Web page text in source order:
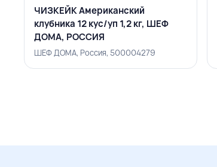
ЧИЗКЕЙК Американский
клубника 12 кус/уп 1,2 кг, ШЕФ
ДОМА, РОССИЯ
ШЕФ ДОМА, Россия, 500004279